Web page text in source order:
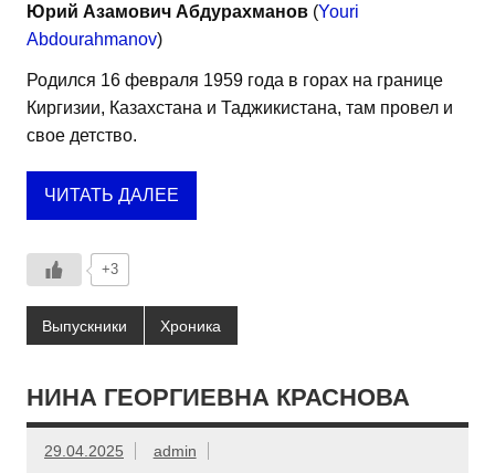
Юрий Азамович Абдурахманов (Youri
Abdourahmanov)
Родился 16 февраля 1959 года в горах на границе
Киргизии, Казахстана и Таджикистана, там провел и
свое детство.
ЧИТАТЬ ДАЛЕЕ
+3
Выпускники Хроника
НИНА ГЕОРГИЕВНА КРАСНОВА
29.04.2025 admin